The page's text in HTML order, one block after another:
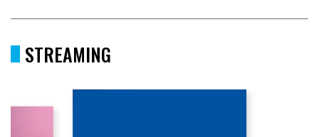
STREAMING